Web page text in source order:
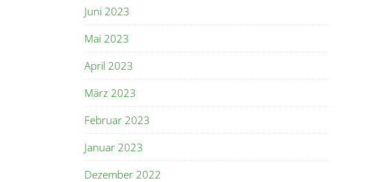
Juni 2023
Mai 2023
April 2023
März 2023
Februar 2023
Januar 2023
Dezember 2022